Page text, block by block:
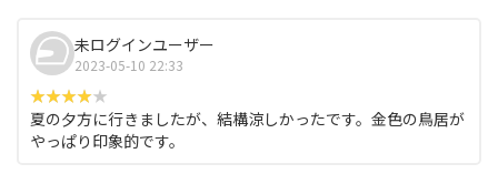
未ログインユーザー
2023-05-10 22:33
夏の夕方に行きましたが、結構涼しかったです。金色の鳥居が
やっぱり印象的です。